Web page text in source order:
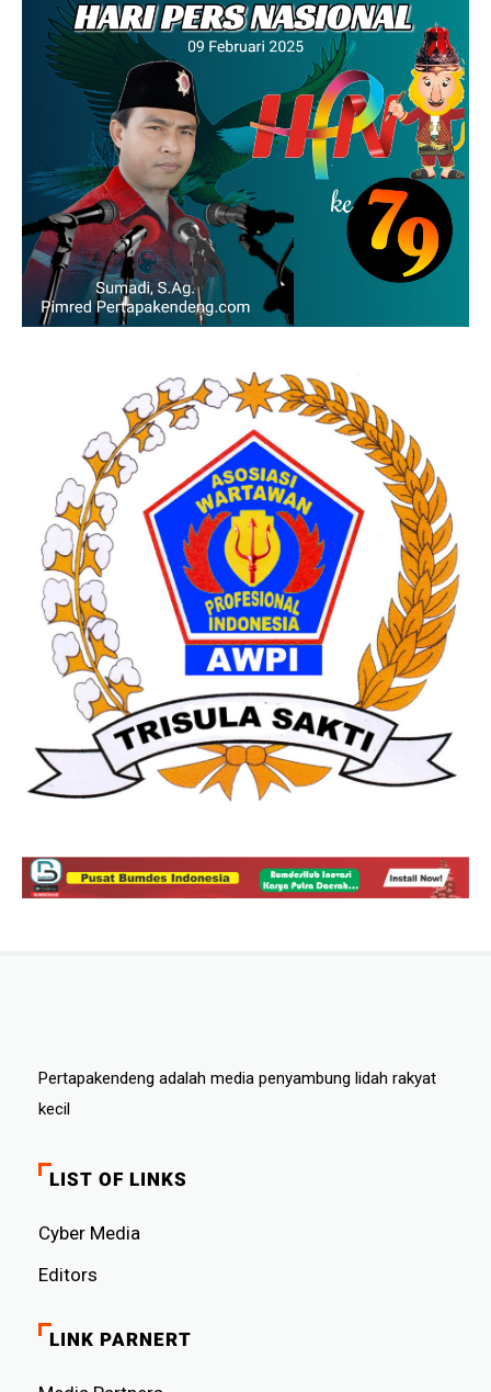
Pertapakendeng adalah media penyambung lidah rakyat
kecil
LIST OF LINKS
Cyber ​​Media
Editors
LINK PARNERT